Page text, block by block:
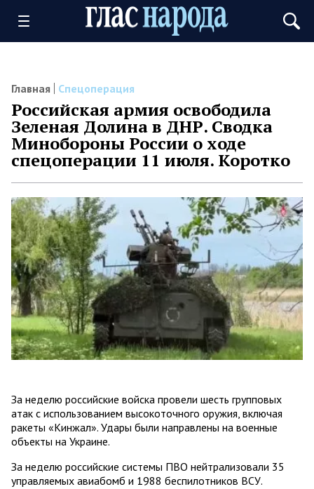
Главная Спецоперация
Российская армия освободила
Зеленая Долина в ДНР. Сводка
Минобороны России о ходе
спецоперации 11 июля. Коротко
За неделю российские войска провели шесть групповых
атак с использованием высокоточного оружия, включая
ракеты «Кинжал». Удары были направлены на военные
объекты на Украине.
За неделю российские системы ПВО нейтрализовали 35
управляемых авиабомб и 1988 беспилотников ВСУ.